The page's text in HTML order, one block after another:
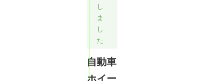
し
ま
し
た
自動車
ホイー